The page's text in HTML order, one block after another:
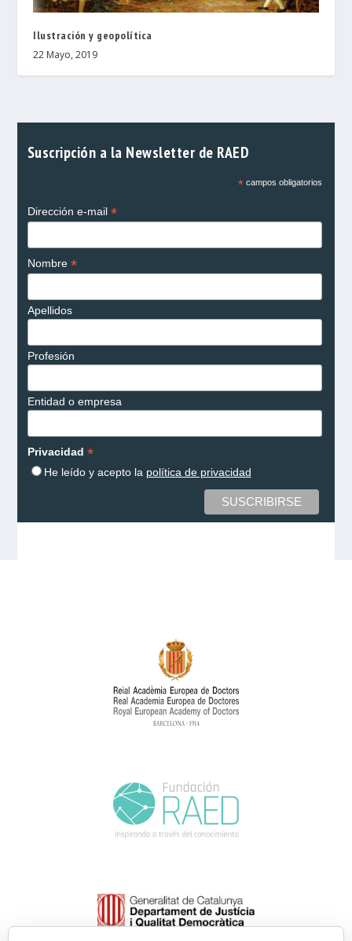
Ilustración y geopolítica
22 Mayo, 2019
Suscripción a la Newsletter de RAED
*campos obligatorios
Dirección e-mail *
Nombre *
Apellidos
Profesión
Entidad o empresa
Privacidad *
He leído y acepto la política de privacidad